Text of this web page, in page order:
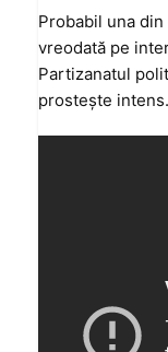
Probabil una
vreodată pe
Partizanatul
prosteşte intens.